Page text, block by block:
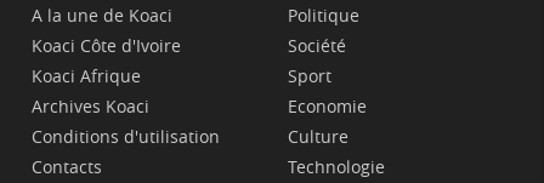
A la une de Koaci
Koaci Côte d'Ivoire
Koaci Afrique
Archives Koaci
Conditions d'utilisation
Contacts
Politique
Société
Sport
Economie
Culture
Technologie